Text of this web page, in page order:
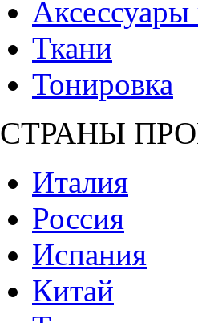
Ткани
Тонировка
СТРАНЫ
Италия
Россия
Испания
Китай